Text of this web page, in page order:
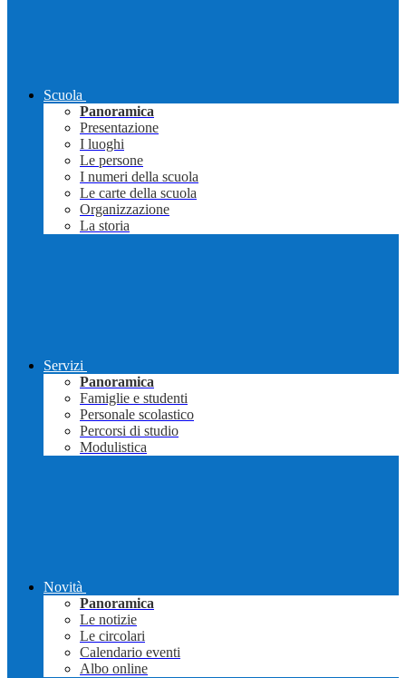
Scuola
Panoramica
Presentazione
I luoghi
Le persone
I numeri della scuola
Le carte della scuola
Organizzazione
La storia
Servizi
Panoramica
Famiglie e studenti
Personale scolastico
Percorsi di studio
Modulistica
Novità
Panoramica
Le notizie
Le circolari
Calendario eventi
Albo online